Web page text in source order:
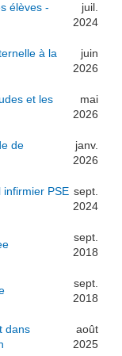
élèves -
juil.
2024
à la
juin
2026
et les
mai
2026
de
janv.
2026
PSE sept.
2024
sept.
2018
sept.
2018
dans
août
2025